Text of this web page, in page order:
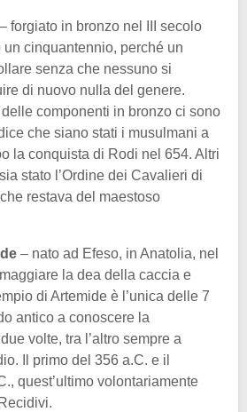
– forgiato in bronzo nel III secolo
cinquantennio, perché un
senza che nessuno si
di nuovo nulla del genere.
delle componenti in bronzo ci sono
che siano stati i musulmani a
la conquista di Rodi nel 654. Altri
stato l’Ordine dei Cavalieri di
restava del maestoso
– nato ad Efeso, in Anatolia, nel
la dea della caccia e
di Artemide è l’unica delle 7
antico a conoscere la
volte, tra l’altro sempre a
Il primo del 356 a.C. e il
quest’ultimo volontariamente